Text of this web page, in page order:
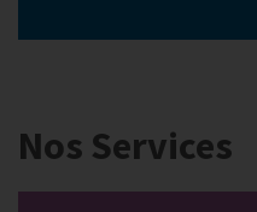
Nos Services